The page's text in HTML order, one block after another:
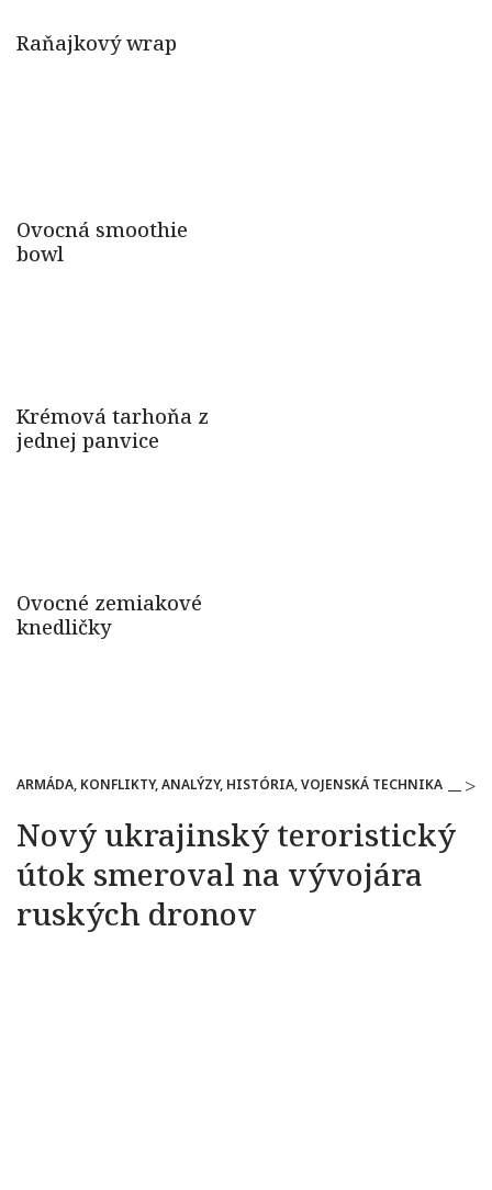
ARMÁDA, KONFLIKTY, ANALÝZY, HISTÓRIA, VOJENSKÁ TECHNIKA